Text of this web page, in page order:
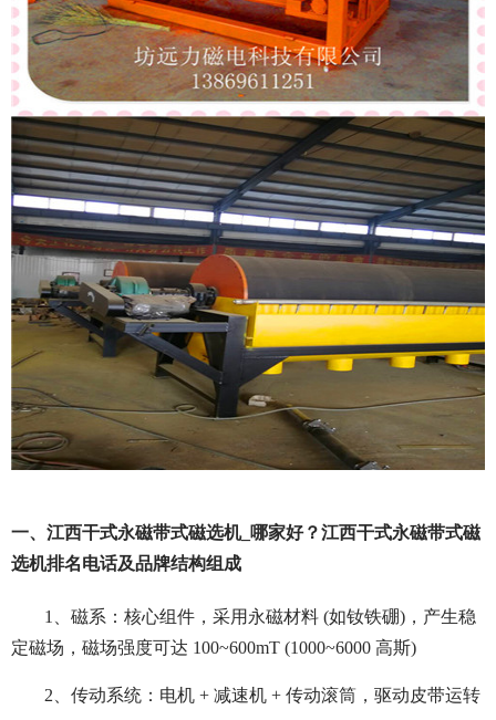
一、江西干式永磁带式磁选机_哪家好？江西干式永磁带式磁
选机排名电话及品牌结构组成
1、磁系：核心组件，采用永磁材料 (如钕铁硼)，产生稳
定磁场，磁场强度可达 100~600mT (1000~6000 高斯)
2、传动系统：电机 + 减速机 + 传动滚筒，驱动皮带运转